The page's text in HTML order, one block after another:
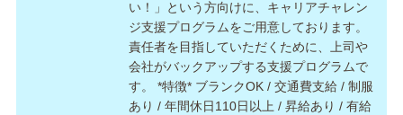
い！」という方向けに、キャリアチャレン
ジ支援プログラムをご用意しております。
責任者を目指していただくために、上司や
会社がバックアップする支援プログラムで
す。 *特徴* ブランクOK / 交通費支給 / 制服
あり / 年間休日110日以上 / 昇給あり / 有給